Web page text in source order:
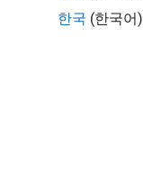
한국 (한국어)